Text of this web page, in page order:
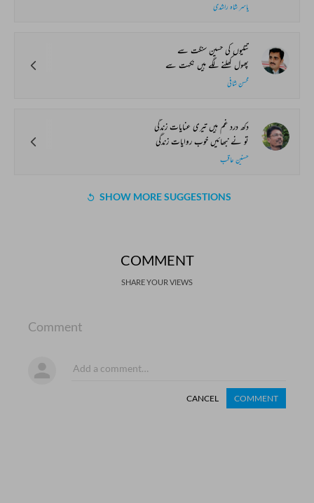
یاسر شاہ راشدی
تتلیوں کی حسین سنگت سے
پھول کھلنے لگے ہیں نکہت سے
محسن شافی
دکھ درد غم ہیں تیری عنایات زندگی
تو نے نبھائیں خوب روایات زندگی
حسنین عاقب
SHOW MORE SUGGESTIONS
COMMENT
SHARE YOUR VIEWS
Comment
CANCEL COMMENT